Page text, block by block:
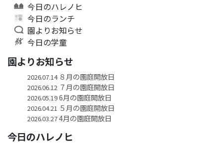
今日のハレノヒ
今日のランチ
園よりお知らせ
今日の学童
園よりお知らせ
2026.07.14８月の園庭開放日
2026.06.12７月の園庭開放日
2026.05.196月の園庭開放日
2026.04.21 ５月の園庭開放日
2026.03.274月の園庭開放日
今日のハレノヒ